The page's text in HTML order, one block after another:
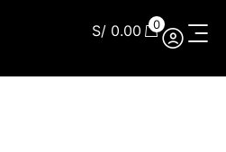
S/ 0.00 0